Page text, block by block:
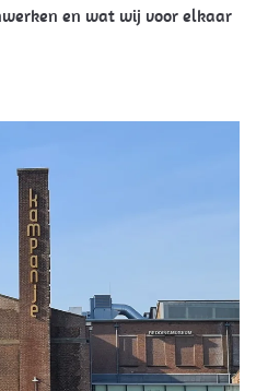
en wat wij voor elkaar